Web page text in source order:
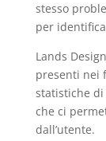
stesso
per
Lands
presenti nei
statistiche
che ci
dall’utente.